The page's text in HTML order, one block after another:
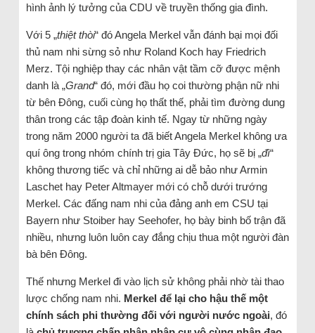
hình ảnh lý tưởng của CDU về truyền thống gia đình.
Với 5 „thiệt thòi“ đó Angela Merkel vẫn đánh bại mọi đối
thủ nam nhi sừng sỏ như Roland Koch hay Friedrich
Merz. Tội nghiệp thay các nhân vật tầm cỡ được mệnh
danh là „Grand“ đó, mới đầu họ coi thường phận nữ nhi
từ bên Đông, cuối cùng họ thất thế, phải tìm đường dung
thân trong các tập đoàn kinh tế. Ngay từ những ngày
trong năm 2000 người ta đã biết Angela Merkel không ưa
quí ông trong nhóm chính trị gia Tây Đức, họ sẽ bị „đì“
không thương tiếc và chỉ những ai dễ bảo như Armin
Laschet hay Peter Altmayer mới có chỗ dưới trướng
Merkel. Các đấng nam nhi của đảng anh em CSU tại
Bayern như Stoiber hay Seehofer, họ bày binh bố trận đã
nhiều, nhưng luôn luôn cay đắng chịu thua một người đàn
bà bên Đông.
Thế nhưng Merkel đi vào lịch sử không phải nhờ tài thao
lược chống nam nhi. Merkel để lại cho hậu thế một
chính sách phi thường đối với người nước ngoài, đó